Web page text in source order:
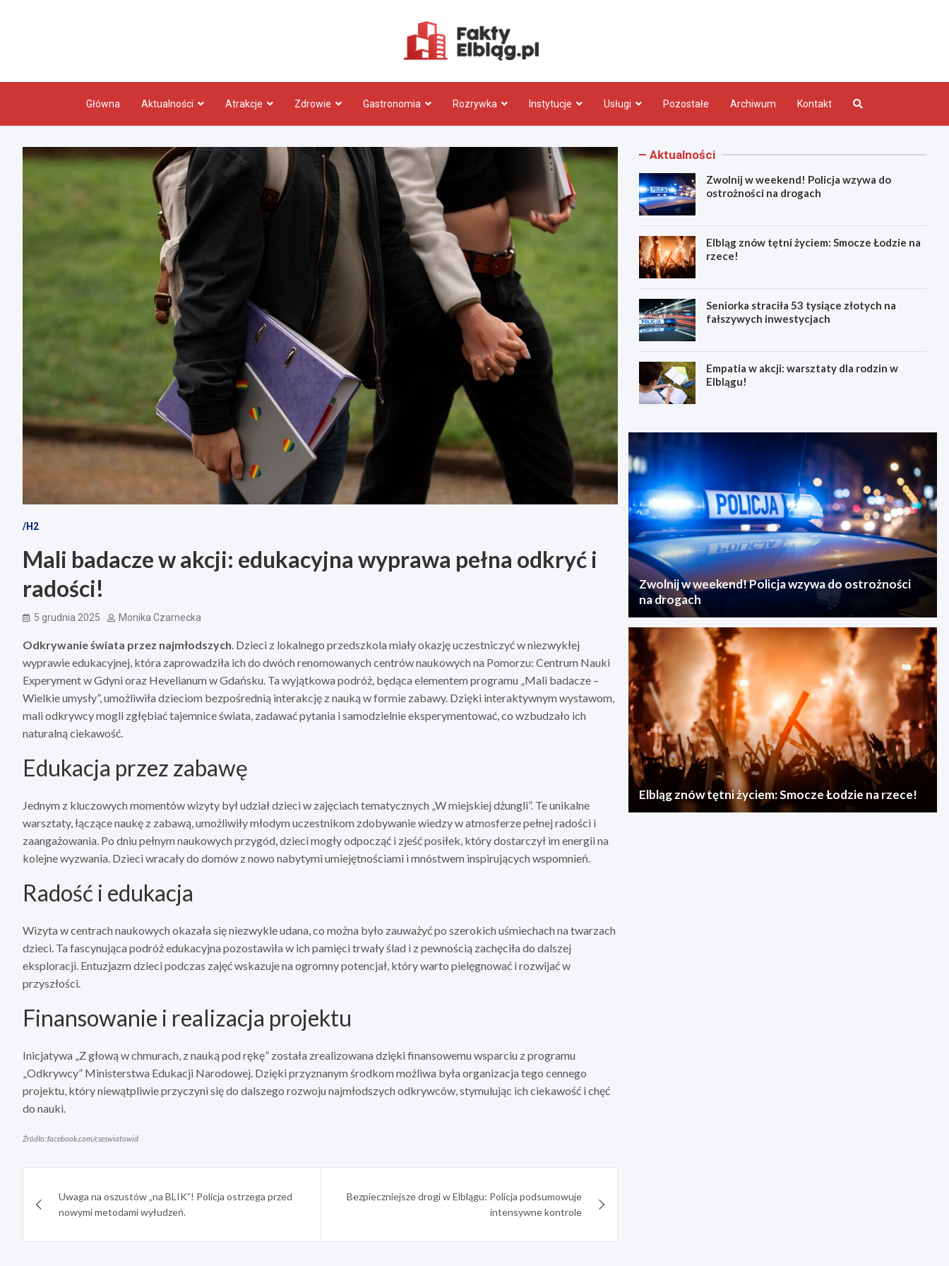
Główna Aktualności Atrakcje Zdrowie Gastronomia Rozrywka Instytucje Usługi Pozostałe Archiwum Kontakt
/H2
Mali badacze w akcji: edukacyjna wyprawa pełna odkryć i
radości!
5 grudnia 2025 Monika Czarnecka
Odkrywanie świata przez najmłodszych. Dzieci z lokalnego przedszkola miały okazję uczestniczyć w niezwykłej
wyprawie edukacyjnej, która zaprowadziła ich do dwóch renomowanych centrów naukowych na Pomorzu: Centrum Nauki
Experyment w Gdyni oraz Hevelianum w Gdańsku. Ta wyjątkowa podróż, będąca elementem programu „Mali badacze –
Wielkie umysły”, umożliwiła dzieciom bezpośrednią interakcję z nauką w formie zabawy. Dzięki interaktywnym wystawom,
mali odkrywcy mogli zgłębiać tajemnice świata, zadawać pytania i samodzielnie eksperymentować, co wzbudzało ich
naturalną ciekawość.
Edukacja przez zabawę
Jednym z kluczowych momentów wizyty był udział dzieci w zajęciach tematycznych „W miejskiej dżungli”. Te unikalne
warsztaty, łączące naukę z zabawą, umożliwiły młodym uczestnikom zdobywanie wiedzy w atmosferze pełnej radości i
zaangażowania. Po dniu pełnym naukowych przygód, dzieci mogły odpocząć i zjeść posiłek, który dostarczył im energii na
kolejne wyzwania. Dzieci wracały do domów z nowo nabytymi umiejętnościami i mnóstwem inspirujących wspomnień.
Radość i edukacja
Wizyta w centrach naukowych okazała się niezwykle udana, co można było zauważyć po szerokich uśmiechach na twarzach
dzieci. Ta fascynująca podróż edukacyjna pozostawiła w ich pamięci trwały ślad i z pewnością zachęciła do dalszej
eksploracji. Entuzjazm dzieci podczas zajęć wskazuje na ogromny potencjał, który warto pielęgnować i rozwijać w
przyszłości.
Finansowanie i realizacja projektu
Inicjatywa „Z głową w chmurach, z nauką pod rękę” została zrealizowana dzięki finansowemu wsparciu z programu
„Odkrywcy” Ministerstwa Edukacji Narodowej. Dzięki przyznanym środkom możliwa była organizacja tego cennego
projektu, który niewątpliwie przyczyni się do dalszego rozwoju najmłodszych odkrywców, stymulując ich ciekawość i chęć
do nauki.
Źródło: facebook.com/cseswiatowid
wpisuUwaga na oszustów „na BLIK”! Policja ostrzega przed
nowymi metodami wyłudzeń.
Bezpieczniejsze drogi w Elblągu: Policja podsumowuje
intensywne kontrole
Aktualności
Zwolnij w weekend! Policja wzywa do
ostrożności na drogach
Elbląg znów tętni życiem: Smocze Łodzie na
rzece!
Seniorka straciła 53 tysiące złotych na
fałszywych inwestycjach
Empatia w akcji: warsztaty dla rodzin w
Elblągu!
Zwolnij w weekend! Policja wzywa do ostrożności
na drogach
Elbląg znów tętni życiem: Smocze Łodzie na rzece!